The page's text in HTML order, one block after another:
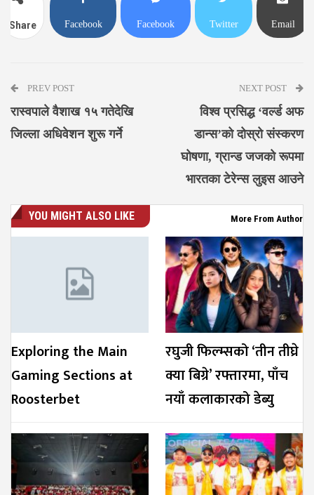
Share Facebook Facebook Twitter Email
PREV POST
रास्वपाले वैशाख १५ गतेदेखि
जिल्ला अधिवेशन शुरू गर्ने
NEXT POST
विश्व प्रसिद्ध ‘वर्ल्ड अफ
डान्स’को दोस्रो संस्करण
घोषणा, ग्रान्ड जजको रूपमा
भारतका टेरेन्स लुइस आउने
YOU MIGHT ALSO LIKE More From Author
Exploring the Main
Gaming Sections at
Roosterbet
रघुजी फिल्म्सको ‘तीन तीघ्रे
क्या बिग्रे’ रफ्तारमा, पाँच
नयाँ कलाकारको डेब्यु